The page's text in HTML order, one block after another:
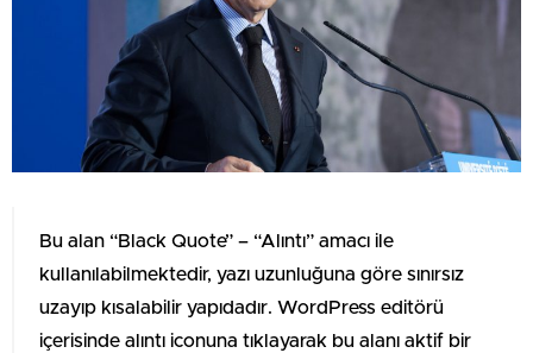
Bu alan “Black Quote” – “Alıntı” amacı ile
kullanılabilmektedir, yazı uzunluğuna göre sınırsız
uzayıp kısalabilir yapıdadır. WordPress editörü
içerisinde alıntı iconuna tıklayarak bu alanı aktif bir